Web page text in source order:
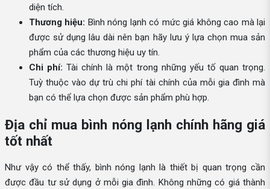
diện tích.
Thương hiệu: Bình nóng lạnh có mức giá không cao mà lại
được sử dụng lâu dài nên bạn hãy lưu ý lựa chọn mua sản
phẩm của các thương hiệu uy tín.
Chi phí: Tài chính là một trong những yếu tố quan trọng.
Tuỳ thuộc vào dự trù chi phí tài chính của mỗi gia đình mà
bạn có thể lựa chọn được sản phẩm phù hợp.
Địa chỉ mua bình nóng lạnh chính hãng giá
tốt nhất
Như vậy có thể thấy, bình nóng lạnh là thiết bị quan trọng cần
được đầu tư sử dụng ở mỗi gia đình. Không những có giá thành